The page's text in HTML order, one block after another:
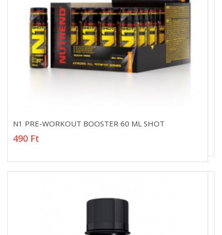
490 Ft
N1 PRE-WORKOUT BOOSTER 60 ML SHOT
490 Ft